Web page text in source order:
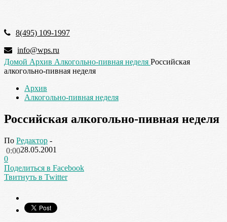
8(495) 109-1997
info@wps.ru
Домой Архив Алкогольно-пивная неделя Российская
алкогольно-пивная неделя
Архив
Алкогольно-пивная неделя
Российская алкогольно-пивная неделя
По Редактор -
28.05.2001
0:00
0
Поделиться в Facebook
Твитнуть в Twitter